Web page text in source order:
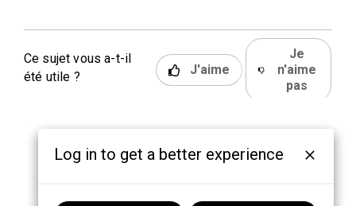
Ce sujet vous a-t-il
été utile ?
J'aime
Je
n'aime
pas
Log in to get a better experience